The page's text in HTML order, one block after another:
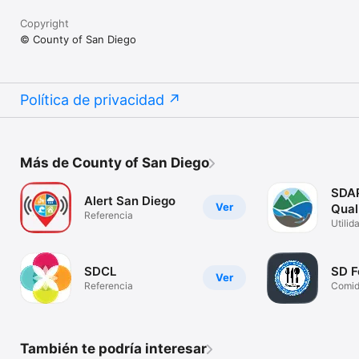
Copyright
© County of San Diego
Política de privacidad
Más de County of San Diego
Ver
Alert San Diego
Referencia
Ver
SDCL
Referencia
SD
También te podría interesar